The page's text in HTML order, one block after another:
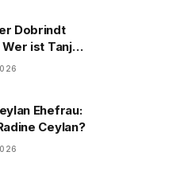
Dobrindt
ist Tanja
Ehefrau:
Ceylan?